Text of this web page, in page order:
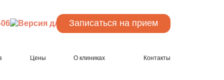
Записаться на прием
Цены О клиниках Контакты